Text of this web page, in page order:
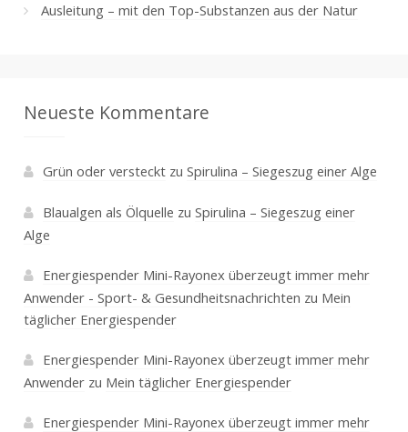
Ausleitung – mit den Top-Substanzen aus der Natur
Neueste Kommentare
Grün oder verstecktzu Spirulina – Siegeszug einer Alge
Blaualgen als Ölquelle zu Spirulina – Siegeszug einer
Alge
Energiespender Mini-Rayonex überzeugt immer mehr
Anwender - Sport- & Gesundheitsnachrichten zu Mein
täglicher Energiespender
Energiespender Mini-Rayonex überzeugt immer mehr
Anwenderzu Mein täglicher Energiespender
Energiespender Mini-Rayonex überzeugt immer mehr